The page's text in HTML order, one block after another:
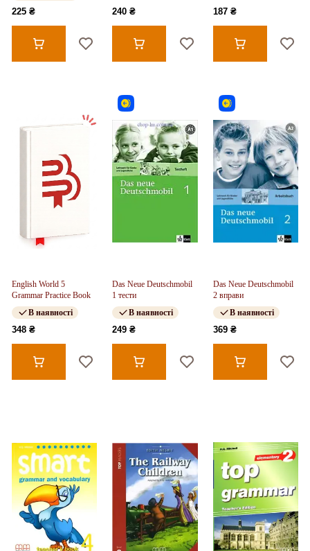
225 ₴ 240 ₴ 187 ₴
English World 5
Grammar Practice Book
В наявності
348 ₴
Das Neue Deutschmobil
1 тести
В наявності
249 ₴
Das Neue Deutschmobil
2 вправи
В наявності
369 ₴